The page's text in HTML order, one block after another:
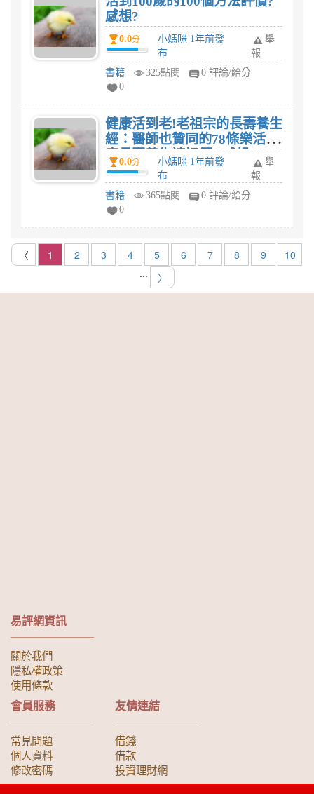
感想?
0.0分
小媽咪 1年前發
布
舉
報
書籍
325點閱
0 評論/給分
0
健康活到老!老祖宗的長壽養生
經：醫師也贊同的78條樂活健
康長壽養生諺評價? 感想?
0.0分
小媽咪 1年前發
布
舉
報
書籍
365點閱
0 評論/給分
0
〈 1 2 3 4 5 6 7 8 9
10
...
〉
易評網資訊
關於我們
隱私權政策
使用條款
會員服務
常見問題
個人資料
修改密碼
友情連結
借錢
借款
投資理財網